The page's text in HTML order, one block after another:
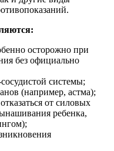
осторожно при
без официально
системы;
(например, астма);
от силовых
ребенка,